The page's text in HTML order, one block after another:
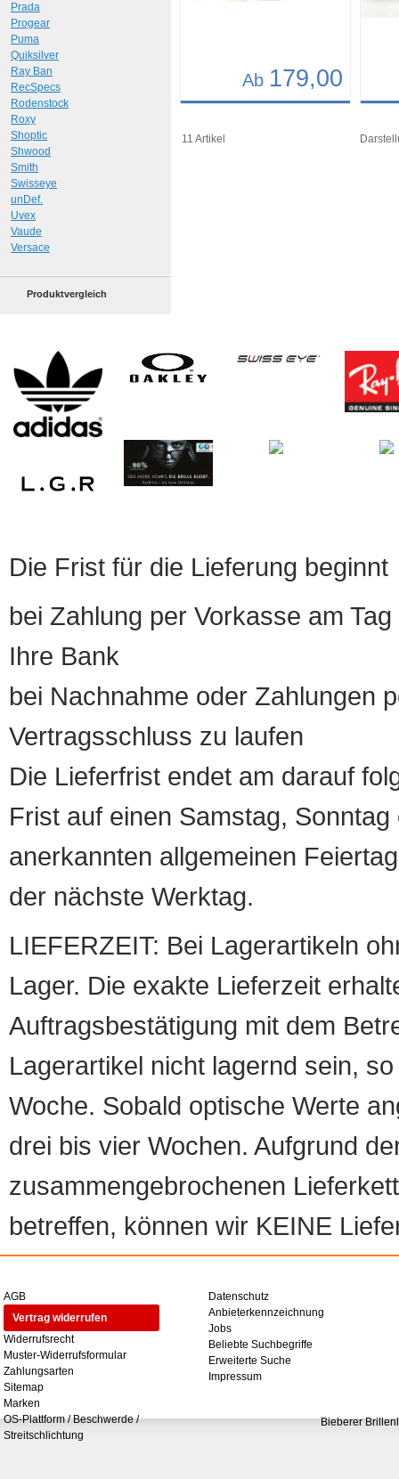
Ab 179,00
Art.-Nr.: 9894 Art.-
11 Artikel
Prada
Progear
Puma
Quiksilver
Ray Ban
RecSpecs
Rodenstock
Roxy
Shoptic
Shwood
Smith
Swisseye
unDef.
Uvex
Vaude
Versace
Produktvergleich
Die Frist für die Lieferung beginnt
bei Zahlung per Vorkasse am
Ihre Bank
bei Nachnahme oder Zahlungen
Vertragsschluss zu laufen
Die Lieferfrist endet am darauf
Frist auf einen Samstag,
anerkannten allgemeinen
der nächste Werktag.
LIEFERZEIT: Bei Lagerartikeln
Lager. Die exakte Lieferzeit
Auftragsbestätigung mit dem
Lagerartikel nicht lagernd sein,
Woche. Sobald optische Werte
drei bis vier Wochen. Aufgrund
zusammengebrochenen
betreffen, können wir KEINE
AGB
Vertrag widerrufen
Widerrufsrecht
Muster-Widerrufsformular
Zahlungsarten
Sitemap
Marken
OS-Plattform / Beschwerde /
Streitschlichtung
Datenschutz
Anbieterkennzeichnung
Jobs
Beliebte Suchbegriffe
Erweiterte Suche
Impressum
Bieberer